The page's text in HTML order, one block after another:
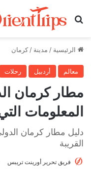
بحث عن
الرئيسية / مدينة / كرمان
معالم أردبيل رحلات
المعلومات
دليل مطار كرمان
القريبة
فريق تحرير أورينت تريبس